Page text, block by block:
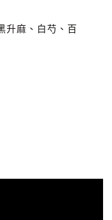
升麻、白芍、百